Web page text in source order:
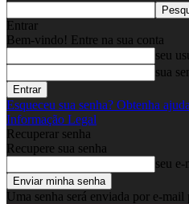
Entrar
Bem-vindo! Entre na sua conta
seu
sua
Esqueceu sua senha? Obtenha
Informação Legal
Recuperar senha
Recupere sua senha
seu e-
Uma senha será enviada por e-mail